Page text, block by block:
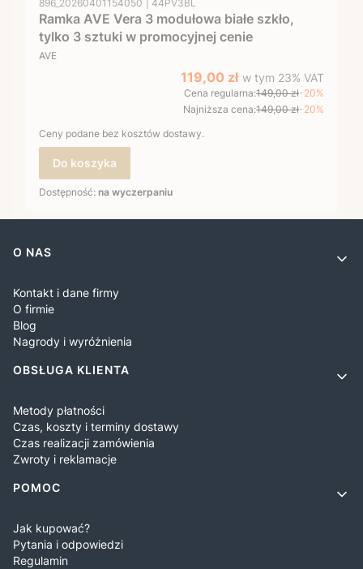
896_20260401154050 44PV3BL
Ramka AVE Vera 3 modułowa białe szkło,
tylko 3 sztuki w promocyjnej cenie
PRODUCENT
AVE
Cena promocyjna brutto
119,00 zł w tym %s VAT
w tym 23% VAT
Cena regularna:149,00 zł-20%
Najniższa cena:149,00 zł-20%
Ceny podane bez kosztów dostawy.
Do koszyka
Dostępność: na wyczerpaniu
Linki w stopce
O NAS
Kontakt i dane firmy
O firmie
Blog
Nagrody i wyróżnienia
OBSŁUGA KLIENTA
Metody płatności
Czas, koszty i terminy dostawy
Czas realizacji zamówienia
Zwroty i reklamacje
POMOC
Jak kupować?
Pytania i odpowiedzi
Regulamin